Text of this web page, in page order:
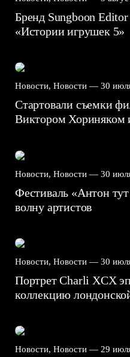
Бренд Sungboon
«Истории игрушек 5»
Новости, Новости — 30
Стартовали съемки
Виктором Хориняком
Новости, Новости — 30
Фестиваль «Антон
волну артистов
Новости, Новости — 30
Портрет Charli XCX
коллекцию
Новости, Новости — 29